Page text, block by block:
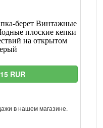
берет Винтажные
плоские кепки
на открытом
RUR
в нашем магазине.